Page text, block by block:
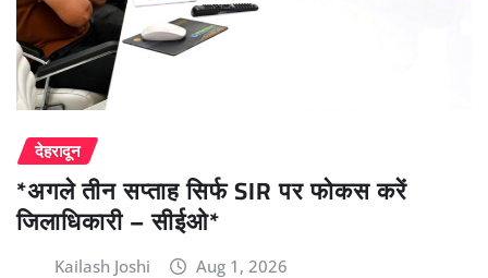
देहरादून
*अगले तीन सप्ताह सिर्फ SIR पर फोकस करें
जिलाधिकारी – सीईओ*
Kailash Joshi Aug 1, 2026